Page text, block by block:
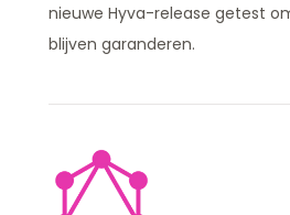
nieuwe Hyva-release getest
blijven garanderen.